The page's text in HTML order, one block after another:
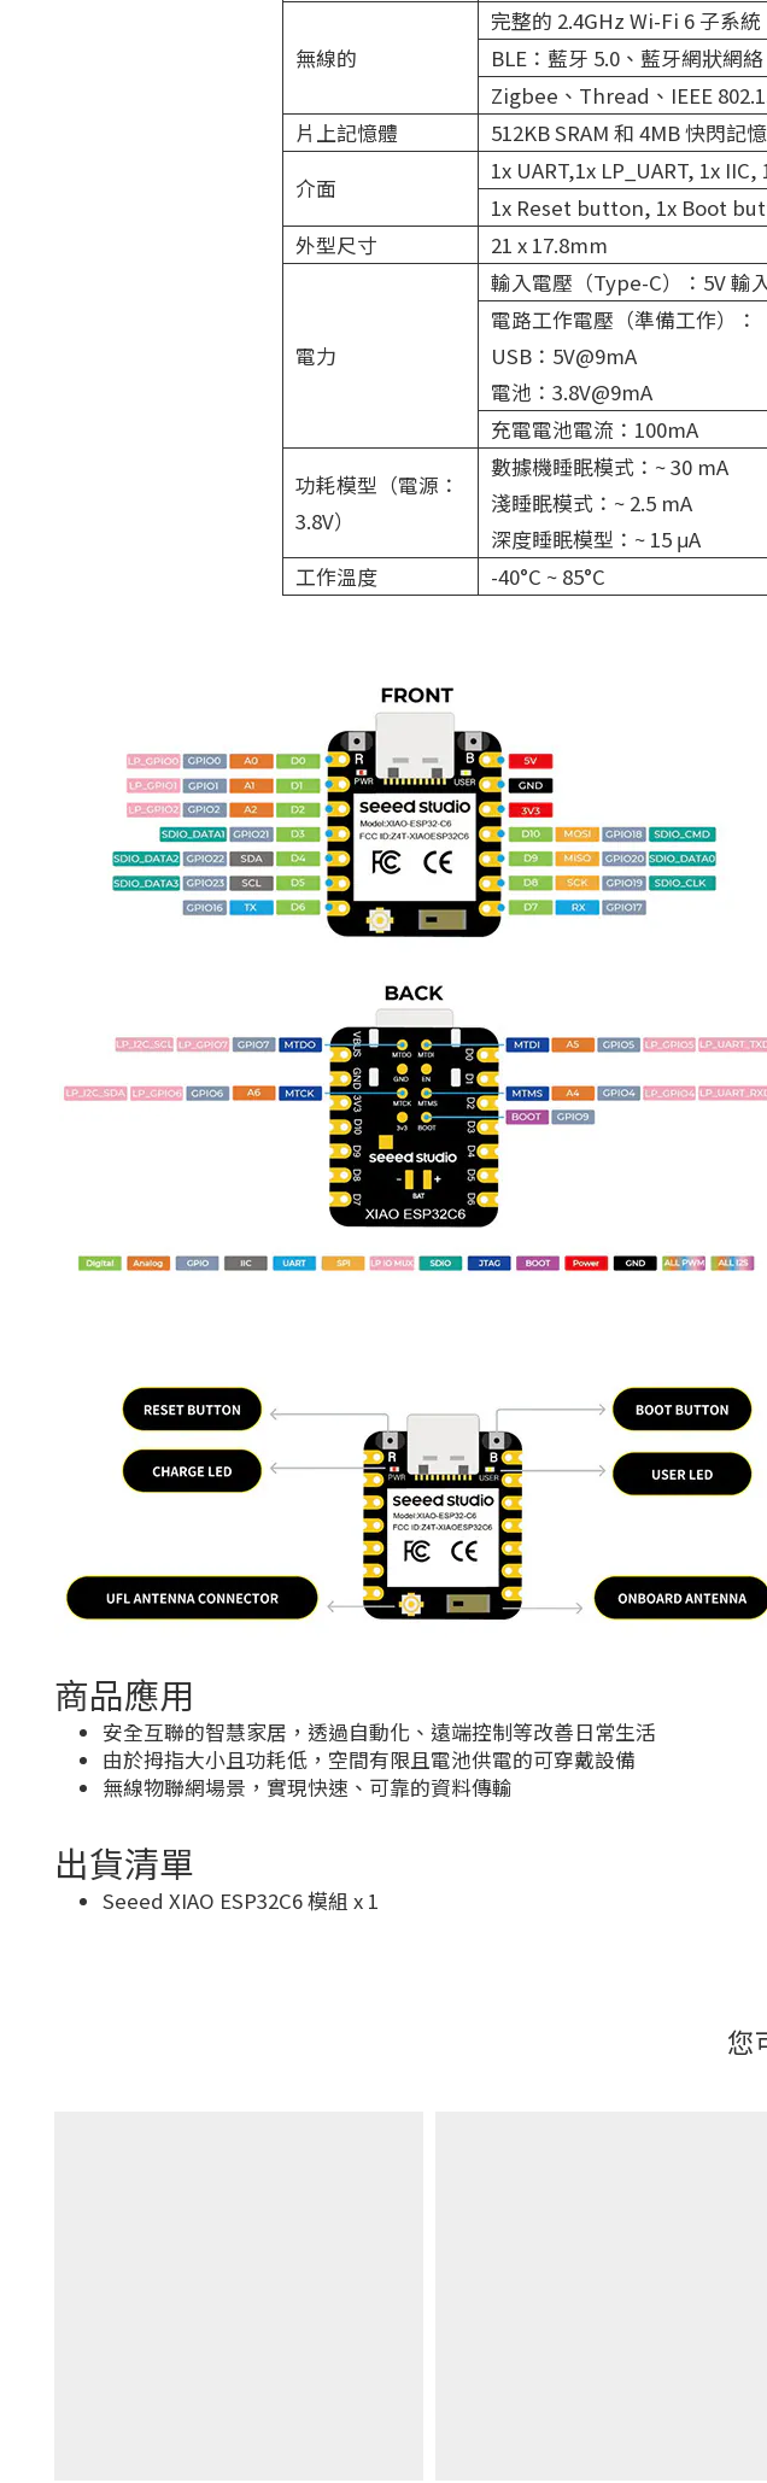
無線的
完整的 2.4GHz Wi-Fi 6 子系統
BLE：藍牙 5.0、藍牙網狀網絡
Zigbee、Thread、IEEE
片上記憶體
512KB SRAM 和 4MB 快閃記
介面
1x UART,1x LP_UART, 1x
1x Reset button, 1x Boot
外型尺寸
21 x 17.8mm
電力
輸入電壓（Type-C）：5V 輸
電路工作電壓（準備工作）：
USB：5V@9mA
電池：3.8V@9mA
充電電池電流：100mA
功耗模型（電源：
3.8V）
數據機睡眠模式：~ 30 mA
淺睡眠模式：~ 2.5 mA
深度睡眠模型：~ 15 μA
工作溫度
-40°C ~ 85°C
商品應用
安全互聯的智慧家居，透過自動化、遠端控制等改善日常生活
由於拇指大小且功耗低，空間有限且電池供電的可穿戴設備
無線物聯網場景，實現快速、可靠的資料傳輸
出貨清單
Seeed XIAO ESP32C6 模組 x 1
您